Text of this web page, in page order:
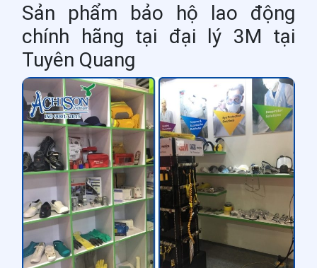
Sản phẩm bảo hộ lao động
chính hãng tại đại lý 3M tại
Tuyên Quang